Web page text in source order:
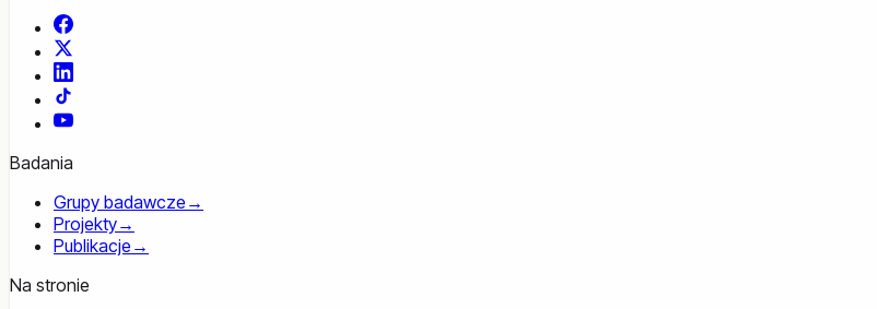
Facebook
YouTube
Badania
Grupy badawcze →
Projekty→
Publikacje →
Na stronie